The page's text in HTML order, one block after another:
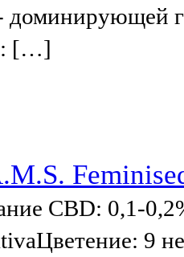
[…]
CBD: 0,1-
9